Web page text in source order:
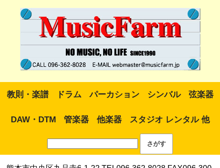
教則・楽譜 ドラム パーカション シンバル 弦楽器
DAW・DTM 管楽器 他楽器 スタジオ レンタル 他